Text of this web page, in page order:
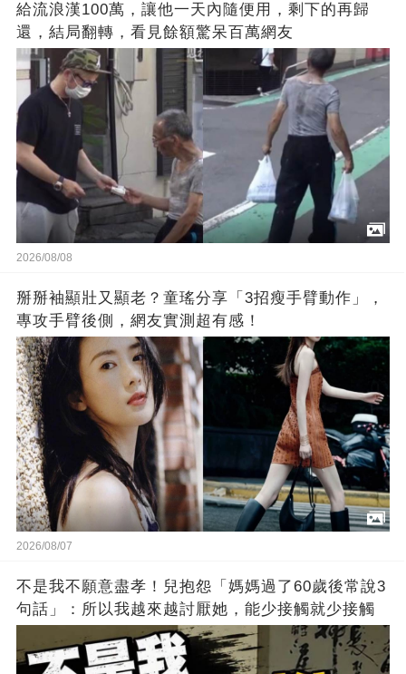
給流浪漢100萬，讓他一天內隨便用，剩下的再歸
還，結局翻轉，看見餘額驚呆百萬網友
2026/08/08
掰掰袖顯壯又顯老？童瑤分享「3招瘦手臂動作」，
專攻手臂後側，網友實測超有感！
2026/08/07
不是我不願意盡孝！兒抱怨「媽媽過了60歲後常說3
句話」：所以我越來越討厭她，能少接觸就少接觸